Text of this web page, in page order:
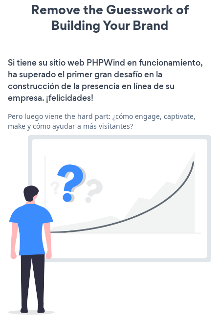
Remove the Guesswork of
Building Your Brand
Si tiene su sitio web PHPWind en funcionamiento,
ha superado el primer gran desafío en la
construcción de la presencia en línea de su
empresa. ¡felicidades!
Pero luego viene the hard part: ¿cómo engage, captivate,
make y cómo ayudar a más visitantes?